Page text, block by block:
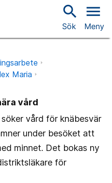
search
Sök
menu
Meny
Maria
vård
vård för knäbesvär
under besöket att
minnet. Det bokas ny
för